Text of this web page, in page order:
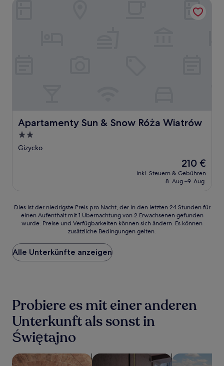
Apartamenty Sun & Snow Róża Wiatrów
Apartamenty Sun & Snow Róża Wiatrów
2.0-
Sterne-
Gizycko
Der
Preis
beträgt
210 €
inkl. Steuern & Gebühren
8. Aug.–9. Aug.
Dies
der
Preis
pro
Nacht,
24 Stunden
für
einen
Aufenthalt
mit
1 Übernachtung
von
Dies ist der niedrigste Preis pro Nacht, der in den letzten 24 Stunden für
einen Aufenthalt mit 1 Übernachtung von 2 Erwachsenen gefunden
wurde. Preise und Verfügbarkeiten können sich ändern. Es können
zusätzliche Bedingungen gelten.
Alle Unterkünfte anzeigen
Probiere es mit einer anderen
Unterkunft als sonst in
Świętajno
Suche nach Unterkünften mit Wellness vor Ort
Suche nach haustierfreundlichen
Suche nach